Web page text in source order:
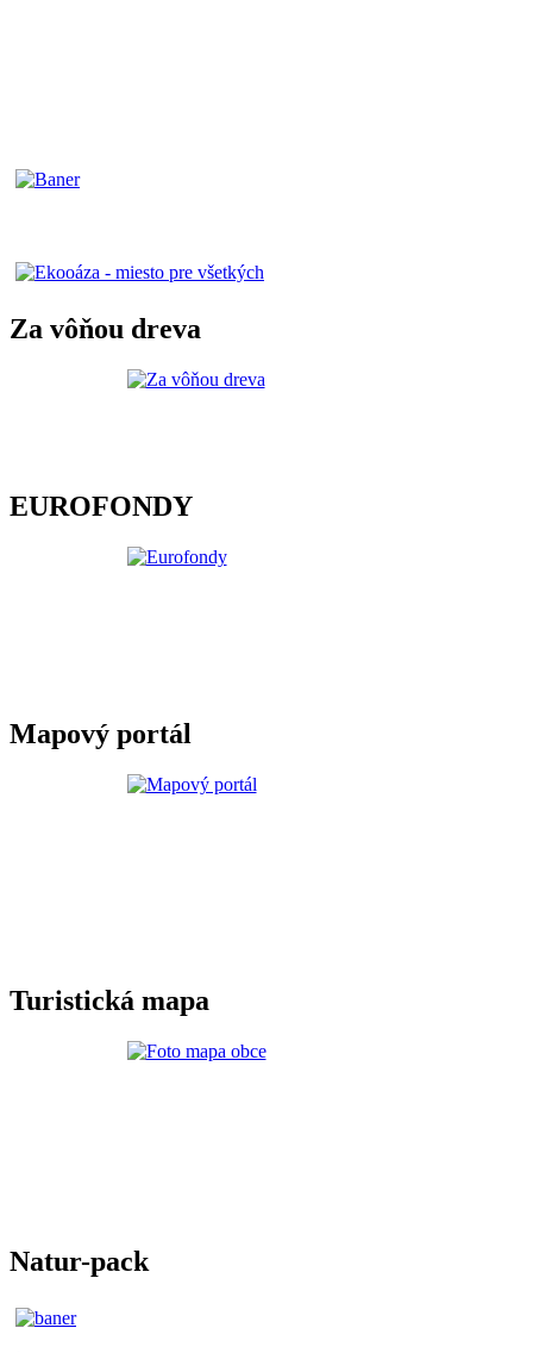
Za vôňou dreva
EUROFONDY
Mapový portál
Turistická mapa
Natur-pack